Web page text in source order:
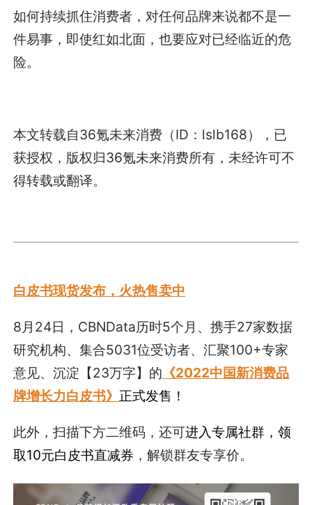
如何持续抓住消费者，对任何品牌来说都不是一
件易事，即使红如北面，也要应对已经临近的危
险。
本文转载自36氪未来消费 （ID：lslb168），已
获授权，版权归36氪未来消费所有，未经许可不
得转载或翻译。
白皮书现货发布，火热售卖中
8月24日，CBNData历时5个月、携手27家数据
研究机构、集合5031位受访者、汇聚100+专家
意见、沉淀【23万字】的 《2022中国新消费品
牌增长力白皮书》 正式发售！
此外，扫描下方二维码，还可进入专属社群，领
取10元白皮书直减券 ，解锁群友专享价。